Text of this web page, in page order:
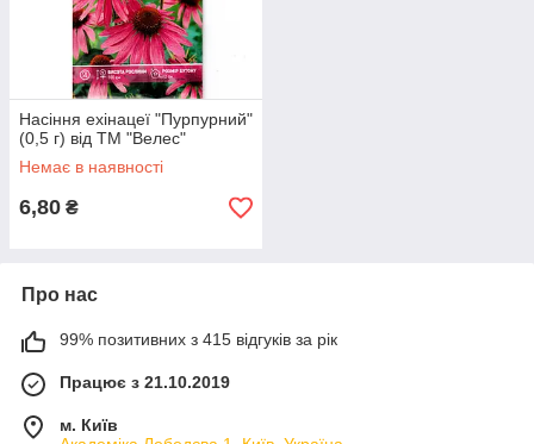
Насіння ехінацеї "Пурпурний"
(0,5 г) від ТМ "Велес"
Немає в наявності
6,80 ₴
Про нас
99% позитивних з 415 відгуків за рік
Працює з 21.10.2019
м. Київ